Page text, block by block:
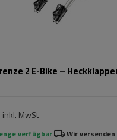
2 E-Bike –
inkl. MwSt
verfügbar Wir